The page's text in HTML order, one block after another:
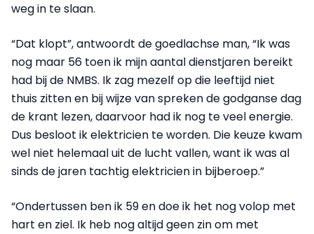
weg in te slaan.
“Dat klopt”, antwoordt de goedlachse man, “Ik was
nog maar 56 toen ik mijn aantal dienstjaren bereikt
had bij de NMBS. Ik zag mezelf op die leeftijd niet
thuis zitten en bij wijze van spreken de godganse dag
de krant lezen, daarvoor had ik nog te veel energie.
Dus besloot ik elektricien te worden. Die keuze kwam
wel niet helemaal uit de lucht vallen, want ik was al
sinds de jaren tachtig elektricien in bijberoep.”
“Ondertussen ben ik 59 en doe ik het nog volop met
hart en ziel. Ik heb nog altijd geen zin om met